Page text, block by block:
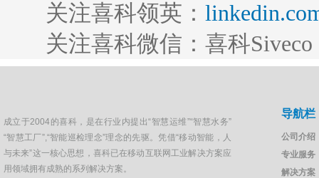
关注喜科领英：
关注喜科微信：喜科Siveco
成立于2004的喜科，是在行业内提出“智慧运维”“智慧水务”
“智慧工厂”,“智能巡检理念”理念的先驱。凭借“移动智能，人
与未来”这一核心思想，喜科已在移动互联网工业解决方案应
用领域拥有成熟的系列解决方案。
导航栏
公司介绍
专业服务
解决方案